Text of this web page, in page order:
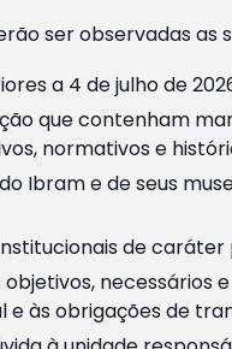
ser observadas as
a 4 de julho de
que contenham
normativos e
Ibram e de seus
de
às obrigações de